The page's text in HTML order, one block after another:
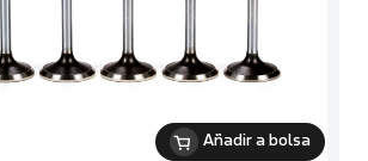
Añadir a bolsa